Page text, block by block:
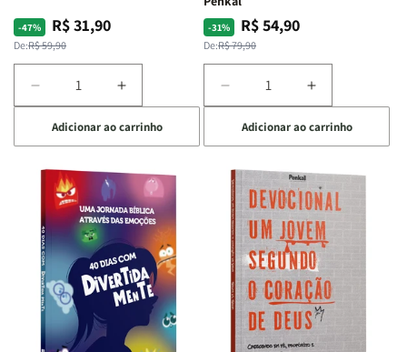
-47%
Preço
normal
De:R$ 59,90
Preço
promocional
R$ 31,90
Diminuir
a
quantidade
de
Devocional
Quarto
de
Guerra
Isabelle
S.
Alves
Aumentar
a
quantidade
de
Devocional
Quarto
de
Guerra
|
Isabelle
S.
Alves
Adicionar ao carrinho
-31%
Preço
normal
De:R$ 79,90
Preço
promocional
R$ 54,90
Diminuir
a
quantidade
de
Devocional
Café
com
Mulheres
da
Bíblia
Equipe
Teológica
Penkal
Aumentar
a
quantidade
de
Devocional
Café
com
Mulheres
da
Bíblia
|
Equipe
Teológica
Penkal
Adicionar ao carrinho